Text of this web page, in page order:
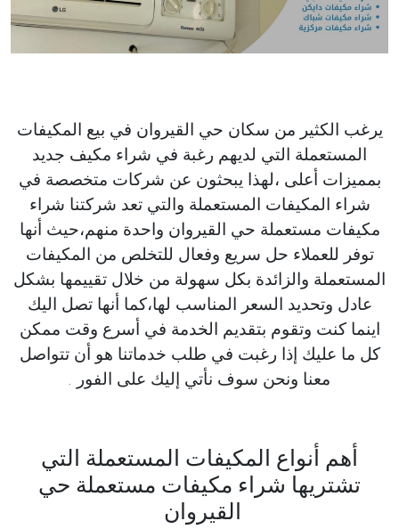
يرغب الكثير من سكان حي القيروان في بيع المكيفات
المستعملة التي لديهم رغبة في شراء مكيف جديد
بمميزات أعلى ،لهذا يبحثون عن شركات متخصصة في
شراء المكيفات المستعملة والتي تعد شركتنا شراء
مكيفات مستعملة حي القيروان واحدة منهم،حيث أنها
توفر للعملاء حل سريع وفعال للتخلص من المكيفات
المستعملة والزائدة بكل سهولة من خلال تقييمها بشكل
عادل وتحديد السعر المناسب لها،كما أنها تصل اليك
اينما كنت وتقوم بتقديم الخدمة في أسرع وقت ممكن
كل ما عليك إذا رغبت في طلب خدماتنا هو أن تتواصل
معنا ونحن سوف نأتي إليك على الفور .
أهم أنواع المكيفات المستعملة التي
تشتريها شراء مكيفات مستعملة حي
القيروان